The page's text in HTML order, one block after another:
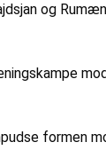
og
formen